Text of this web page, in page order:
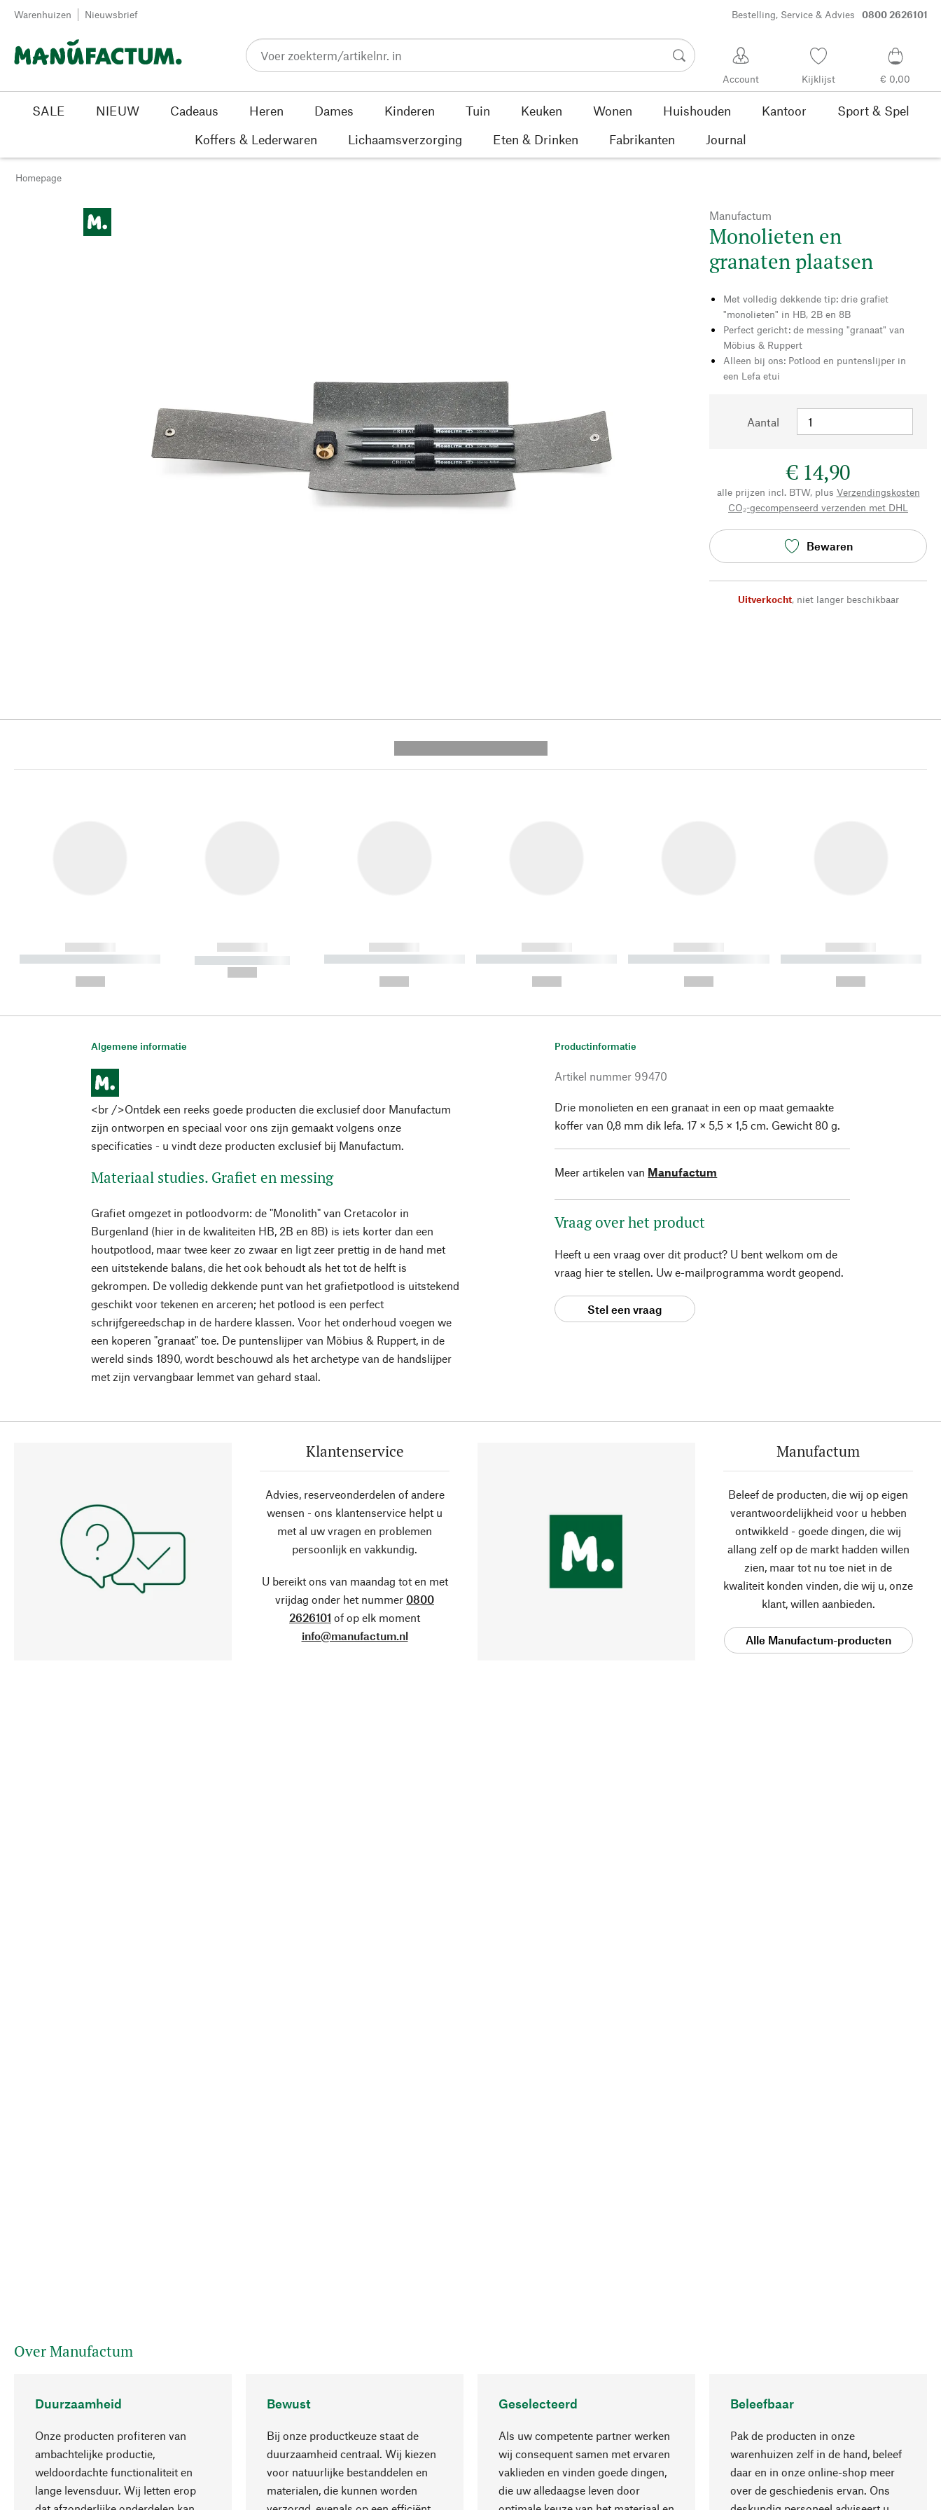
Passer au contenu
Warenhuizen Nieuwsbrief Bestelling, Service & Advies 0800 2626101
Account Kijklijst € 0,00
SALE NIEUW Cadeaus Heren Dames Kinderen Tuin Keuken Wonen Huishouden Kantoor
Sport & Spel
Koffers & Lederwaren
Lichaamsverzorging Eten & Drinken Fabrikanten Journal
Homepage
Manufactum
Monolieten en
granaten plaatsen
Met volledig dekkende tip: drie grafiet
"monolieten" in HB, 2B en 8B
Perfect gericht: de messing "granaat" van
Möbius & Ruppert
Alleen bij ons: Potlood en puntenslijper in
een Lefa etui
Aantal
€ 14,90
alle prijzen incl. BTW, plus Verzendingskosten
CO₂-gecompenseerd verzenden met DHL
Bewaren
Uitverkocht, niet langer beschikbaar
------------
----------- ----------- ----------
------------
----------- -----------
------------
----------- ----------- ----------
------------
----------- ----------- ----------
------------
----------- ----------- ----------
------------
----------- ----------- ----------
Algemene informatie
<br />Ontdek een reeks goede producten die exclusief door Manufactum
zijn ontworpen en speciaal voor ons zijn gemaakt volgens onze
specificaties - u vindt deze producten exclusief bij Manufactum.
Materiaal studies. Grafiet en messing
Grafiet omgezet in potloodvorm: de "Monolith" van Cretacolor in
Burgenland (hier in de kwaliteiten HB, 2B en 8B) is iets korter dan een
houtpotlood, maar twee keer zo zwaar en ligt zeer prettig in de hand met
een uitstekende balans, die het ook behoudt als het tot de helft is
gekrompen. De volledig dekkende punt van het grafietpotlood is uitstekend
geschikt voor tekenen en arceren; het potlood is een perfect
schrijfgereedschap in de hardere klassen. Voor het onderhoud voegen we
een koperen "granaat" toe. De puntenslijper van Möbius & Ruppert, in de
wereld sinds 1890, wordt beschouwd als het archetype van de handslijper
met zijn vervangbaar lemmet van gehard staal.
Productinformatie
Artikel nummer 99470
Drie monolieten en een granaat in een op maat gemaakte
koffer van 0,8 mm dik lefa. 17 × 5,5 × 1,5 cm. Gewicht 80 g.
Meer artikelen van Manufactum
Vraag over het product
Heeft u een vraag over dit product? U bent welkom om de
vraag hier te stellen. Uw e-mailprogramma wordt geopend.
Stel een vraag
Klantenservice
Advies, reserveonderdelen of andere
wensen - ons klantenservice helpt u
met al uw vragen en problemen
persoonlijk en vakkundig.
U bereikt ons van maandag tot en met
vrijdag onder het nummer 0800
2626101 of op elk moment
info@manufactum.nl
Manufactum
Beleef de producten, die wij op eigen
verantwoordelijkheid voor u hebben
ontwikkeld - goede dingen, die wij
allang zelf op de markt hadden willen
zien, maar tot nu toe niet in de
kwaliteit konden vinden, die wij u, onze
klant, willen aanbieden.
Alle Manufactum-producten
Over Manufactum
Duurzaamheid
Onze producten profiteren van
ambachtelijke productie,
weldoordachte functionaliteit en
lange levensduur. Wij letten erop
Bewust
Bij onze productkeuze staat de
duurzaamheid centraal. Wij kiezen
voor natuurlijke bestanddelen en
materialen, die kunnen worden
Geselecteerd
Als uw competente partner werken
wij consequent samen met ervaren
vaklieden en vinden goede dingen,
die uw alledaagse leven door
Beleefbaar
Pak de producten in onze
warenhuizen zelf in de hand, beleef
daar en in onze online-shop meer
over de geschiedenis ervan. Ons
Naar boven